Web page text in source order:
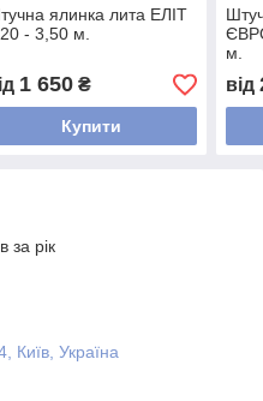
ялинка лита ЕЛІТ
- 3,50 м.
1 650₴
Купити
м.
від
за рік
Київ, Україна